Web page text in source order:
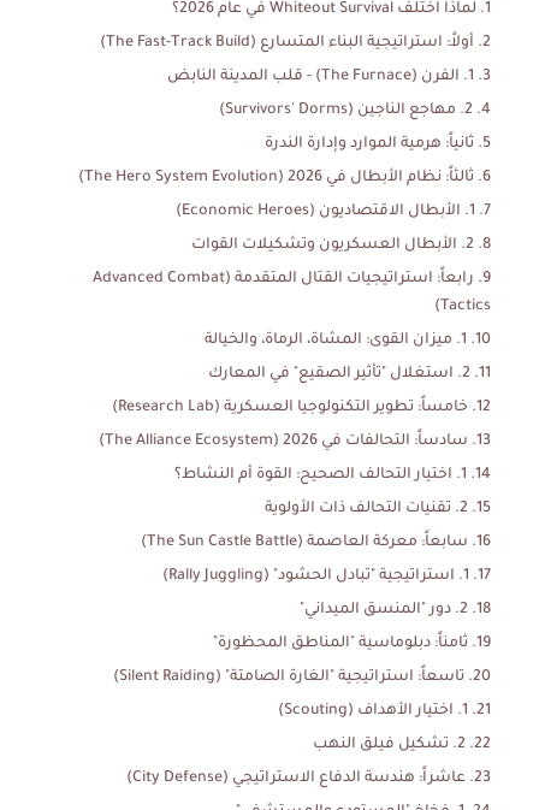
لماذا اختلف Whiteout Survival في عام 2026؟
أولاً: استراتيجية البناء المتسارع (The Fast-Track Build)
1. الفرن (The Furnace) - قلب المدينة النابض
2. مهاجع الناجين (Survivors' Dorms)
ثانياً: هرمية الموارد وإدارة الندرة
ثالثاً: نظام الأبطال في 2026 (The Hero System Evolution)
1. الأبطال الاقتصاديون (Economic Heroes)
2. الأبطال العسكريون وتشكيلات القوات
رابعاً: استراتيجيات القتال المتقدمة (Advanced Combat
Tactics)
1. ميزان القوى: المشاة، الرماة، والخيالة
2. استغلال "تأثير الصقيع" في المعارك
خامساً: تطوير التكنولوجيا العسكرية (Research Lab)
سادساً: التحالفات في 2026 (The Alliance Ecosystem)
1. اختيار التحالف الصحيح: القوة أم النشاط؟
2. تقنيات التحالف ذات الأولوية
سابعاً: معركة العاصمة (The Sun Castle Battle)
1. استراتيجية "تبادل الحشود" (Rally Juggling)
2. دور "المنسق الميداني"
ثامناً: دبلوماسية "المناطق المحظورة"
تاسعاً: استراتيجية "الغارة الصامتة" (Silent Raiding)
1. اختيار الأهداف (Scouting)
2. تشكيل فيلق النهب
عاشراً: هندسة الدفاع الاستراتيجي (City Defense)